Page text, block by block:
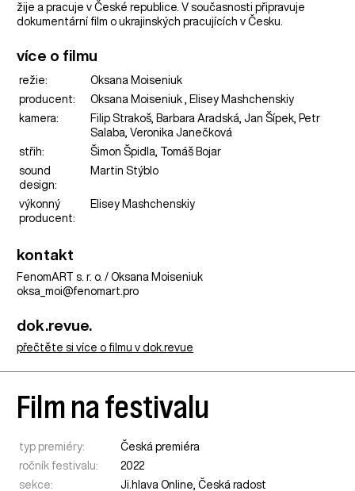
žije a pracuje v České republice. V současnosti připravuje
dokumentární film o ukrajinských pracujících v Česku.
více o filmu
režie:
Oksana Moiseniuk
producent:
Oksana Moiseniuk , Elisey Mashchenskiy
kamera:
Filip Strakoš, Barbara Aradská, Jan Šípek, Petr
Salaba, Veronika Janečková
střih:
Šimon Špidla, Tomáš Bojar
sound
design:
Martin Stýblo
výkonný
producent:
Elisey Mashchenskiy
kontakt
FenomART s. r. o. / Oksana Moiseniuk
oksa_moi@fenomart.pro
dok.revue.
přečtěte si více o filmu v dok.revue
Film na festivalu
typ premiéry:
Česká premiéra
ročník festivalu:
2022
sekce:
Ji.hlava Online,Česká radost